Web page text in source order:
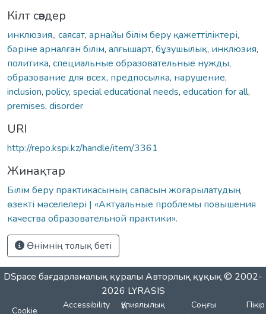
Кілт сөздер
инклюзия,, саясат, арнайы білім беру қажеттіліктері,
бəріне арналған білім, алғышарт, бұзушылық, инклюзия,
политика, специальные образовательные нужды,
образование для всех, предпосылка, нарушение,
inclusion, policy, special educational needs, education for all,
premises, disorder
URI
http://repo.kspi.kz/handle/item/3361
Жинақтар
Білім беру практикасының сапасын жоғарылатудың
өзекті мәселелері | «Актуальные проблемы повышения
качества образовательной практики».
Өнімнің толық беті
DSpace бағдарламалық құралы Авторлық құқық © 2002-
2026 LYRASIS
Cookie
Accessibility
Құпиялылық
Соңғы
Пікір